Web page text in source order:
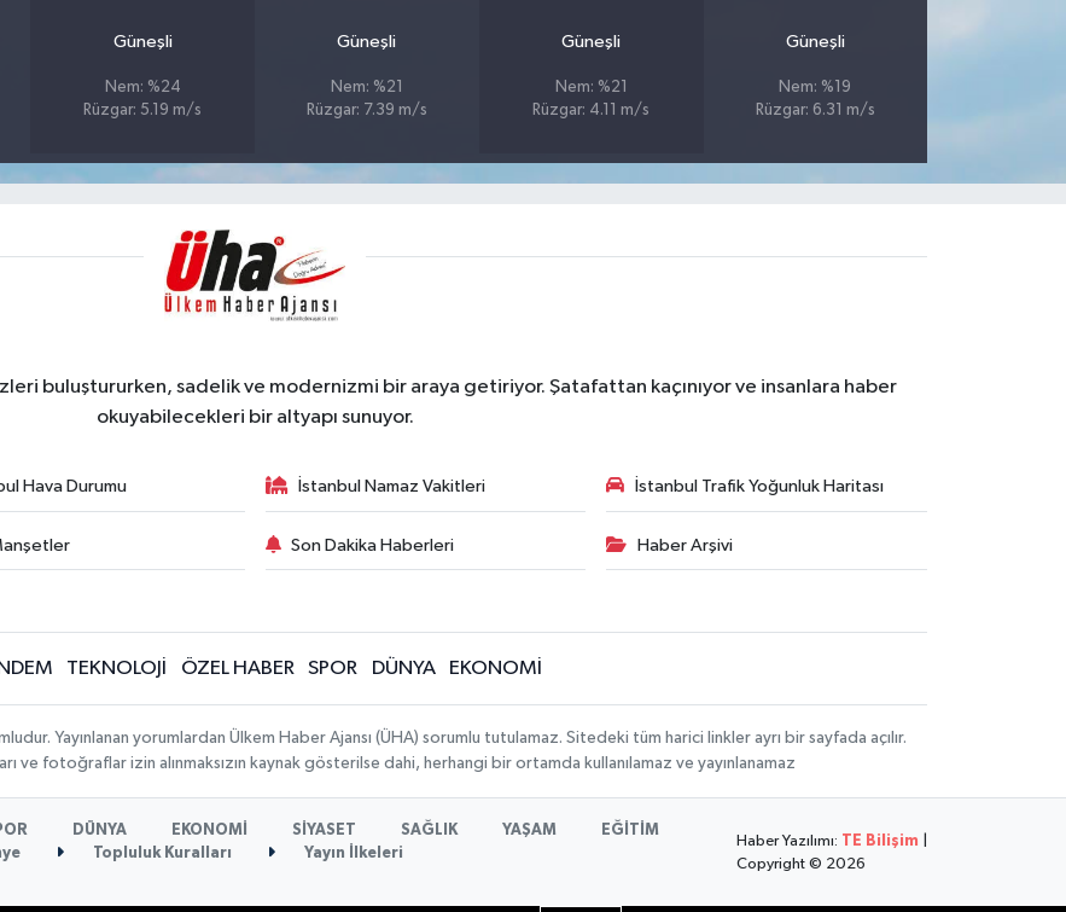
Güneşli
Nem: %24
Rüzgar: 5.19 m/s
Güneşli
Nem: %21
Rüzgar: 7.39 m/s
Güneşli
Nem: %21
Rüzgar: 4.11 m/s
Güneşli
Nem: %19
Rüzgar: 6.31 m/s
buluştururken, sadelik ve modernizmi bir araya getiriyor. Şatafattan kaçınıyor ve insanlara haber
okuyabilecekleri bir altyapı sunuyor.
Hava Durumu İstanbul Namaz Vakitleri İstanbul Trafik Yoğunluk Haritası
Son Dakika Haberleri Haber Arşivi
TEKNOLOJİ ÖZEL HABER SPOR DÜNYA EKONOMİ
Yayınlanan yorumlardan Ülkem Haber Ajansı (ÜHA) sorumlu tutulamaz. Sitedeki tüm harici linkler ayrı bir sayfada açılır.
ve fotoğraflar izin alınmaksızın kaynak gösterilse dahi, herhangi bir ortamda kullanılamaz ve yayınlanamaz
DÜNYA EKONOMİ SİYASET SAĞLIK YAŞAM
EĞİTİM
Topluluk Kuralları Yayın İlkeleri
Haber Yazılımı: TE Bilişim
Copyright © 2026